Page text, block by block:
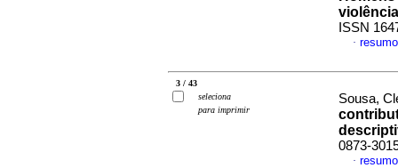
ISSN
·
3 / 43
seleciona
para imprimir
Sousa,
0873-
·